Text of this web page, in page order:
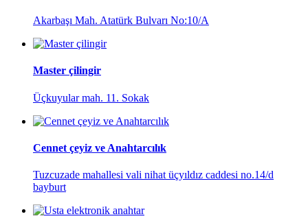
Akarbaşı Mah. Atatürk Bulvarı No:10/A
Master çilingir
Üçkuyular mah. 11. Sokak
Cennet çeyiz ve Anahtarcılık
Tuzcuzade mahallesi vali nihat üçyıldız caddesi no.14/d
bayburt